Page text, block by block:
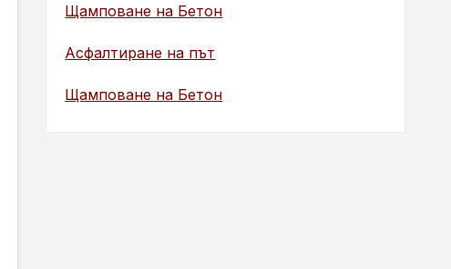
Щамповане на Бетон
Асфалтиране на път
Щамповане на Бетон